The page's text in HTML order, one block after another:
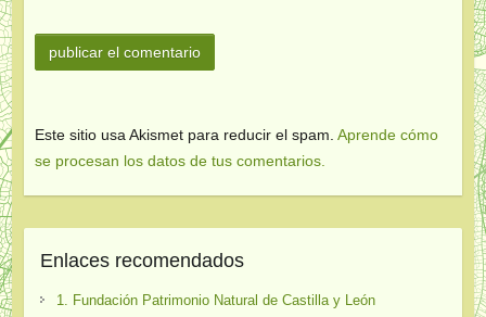
Este sitio usa Akismet para reducir el spam. Aprende cómo
se procesan los datos de tus comentarios.
Enlaces recomendados
1. Fundación Patrimonio Natural de Castilla y León